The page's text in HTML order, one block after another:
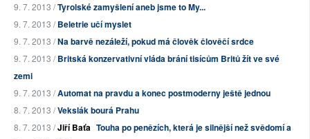
9. 7. 2013 /Tyrolské zamyšlení aneb jsme to My...
9. 7. 2013 /Beletrie učí myslet
9. 7. 2013 /Na barvě nezáleží, pokud má člověk člověčí srdce
9. 7. 2013 /Britská konzervativní vláda brání tisícům Britů žít ve své
zemi
9. 7. 2013 /Automat na pravdu a konec postmoderny ještě jednou
8. 7. 2013 /Vekslák bourá Prahu
8. 7. 2013 /Jiří Baťa Touha po penězích, která je silnější než svědomí a